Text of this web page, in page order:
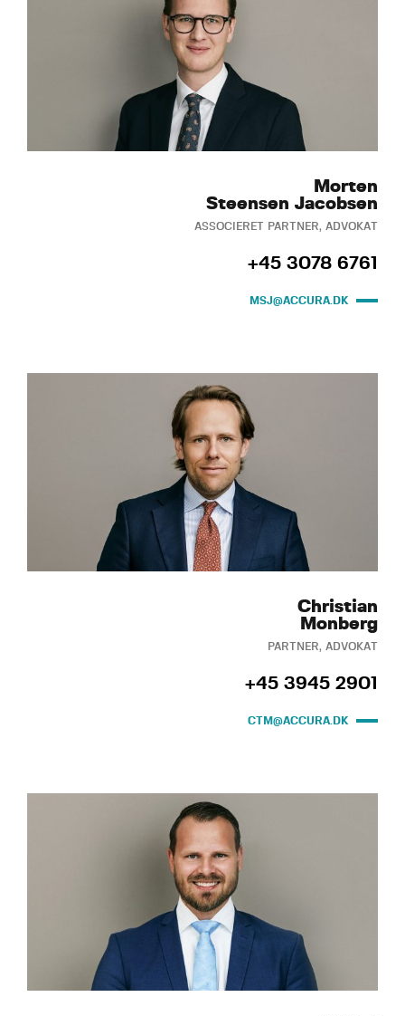
Morten
Steensen Jacobsen
ASSOCIERET PARTNER, ADVOKAT
+45 3078 6761
MSJ@ACCURA.DK
Christian
Monberg
PARTNER, ADVOKAT
+45 3945 2901
CTM@ACCURA.DK